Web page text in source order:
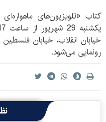
کتاب «تلویزیون‌های
رونمایی می‌شود.